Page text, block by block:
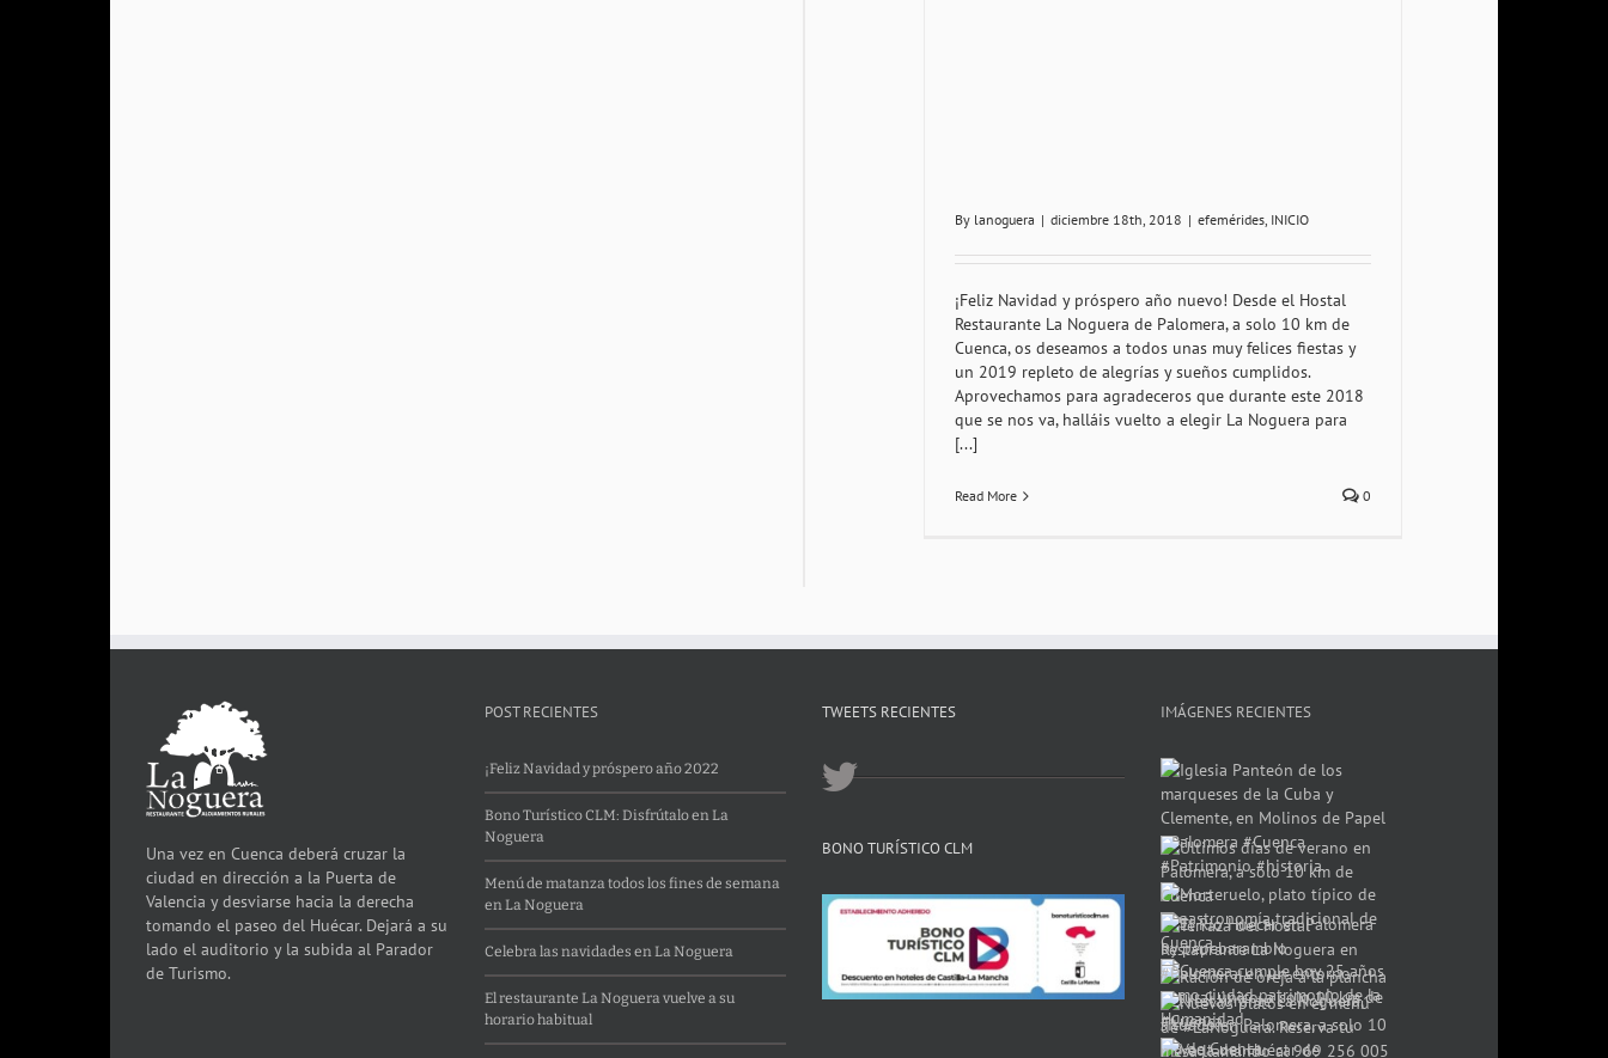
By lanoguera | diciembre 18th, 2018 | efemérides, INICIO
¡Feliz Navidad y próspero año nuevo! Desde el Hostal
Restaurante La Noguera de Palomera, a solo 10 km de
Cuenca, os deseamos a todos unas muy felices fiestas y
un 2019 repleto de alegrías y sueños cumplidos.
Aprovechamos para agradeceros que durante este 2018
que se nos va, halláis vuelto a elegir La Noguera para
[...]
Read More 0
Una vez en Cuenca deberá cruzar la
ciudad en dirección a la Puerta de
Valencia y desviarse hacia la derecha
tomando el paseo del Huécar. Dejará a su
lado el auditorio y la subida al Parador
de Turismo.
POST RECIENTES
¡Feliz Navidad y próspero año 2022
Bono Turístico CLM: Disfrútalo en La
Noguera
Menú de matanza todos los fines de semana
en La Noguera
Celebra las navidades en La Noguera
El restaurante La Noguera vuelve a su
horario habitual
TWEETS RECIENTES
BONO TURÍSTICO CLM
IMÁGENES RECIENTES